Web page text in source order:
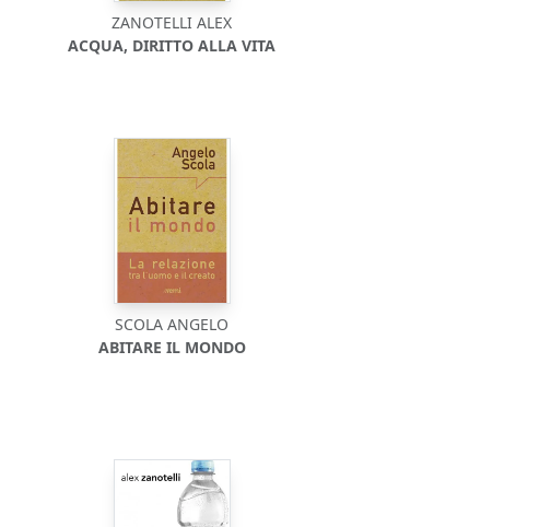
ZANOTELLI ALEX
ACQUA, DIRITTO ALLA VITA
SCOLA ANGELO
ABITARE IL MONDO